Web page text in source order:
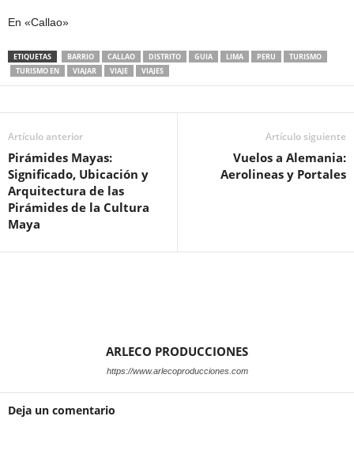
En «Callao»
ETIQUETAS BARRIO CALLAO DISTRITO GUIA LIMA PERU
TURISMO
TURISMO EN
VIAJAR VIAJE VIAJES
Artículo anterior
Pirámides Mayas:
Significado, Ubicación y
Arquitectura de las
Pirámides de la Cultura
Maya
Artículo siguiente
Vuelos a Alemania:
Aerolineas y Portales
ARLECO PRODUCCIONES
https://www.arlecoproducciones.com
Deja un comentario